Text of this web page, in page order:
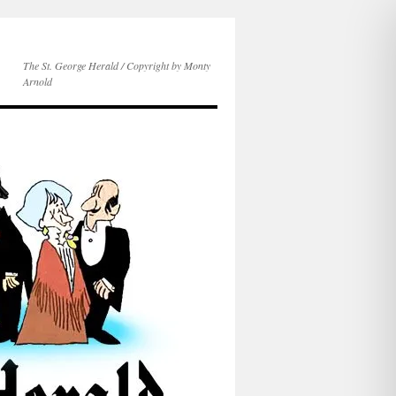
The St. George Herald / Copyright by Monty
Arnold